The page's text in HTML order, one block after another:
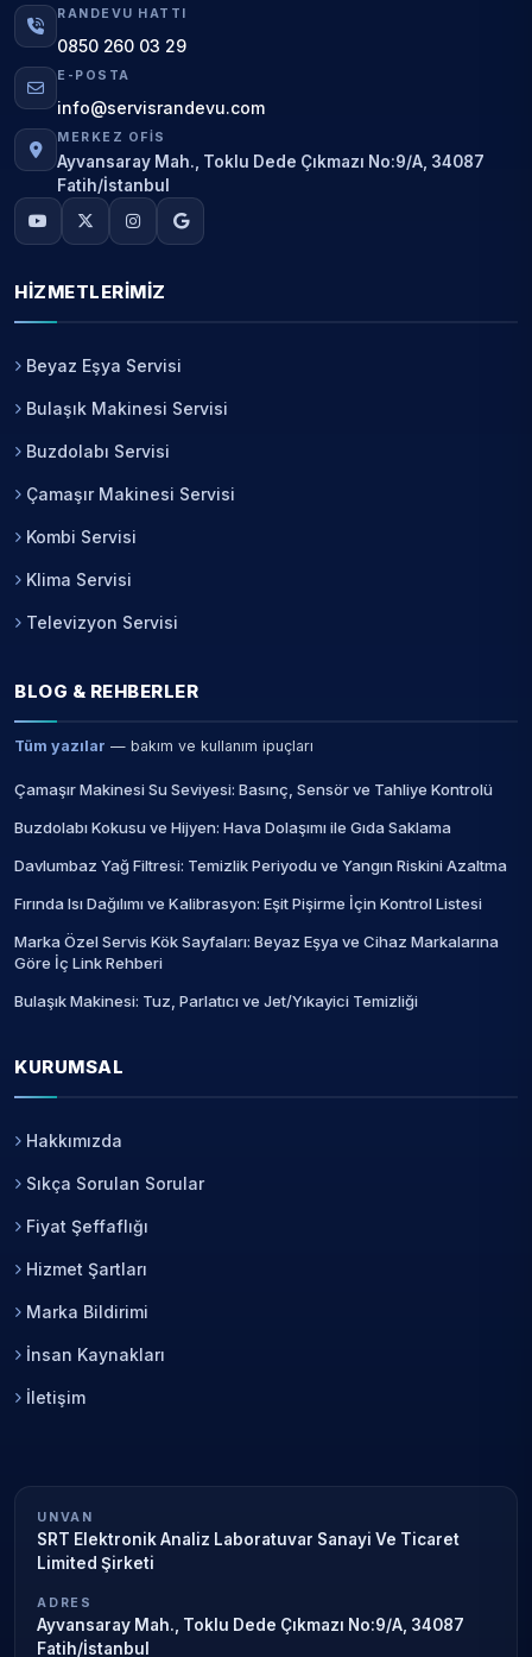
RANDEVU HATTI
0850 260 03 29
E-POSTA
info@servisrandevu.com
MERKEZ OFIS
Ayvansaray Mah., Toklu Dede Çıkmazı No:9/A, 34087
Fatih/İstanbul
HIZMETLERIMIZ
Beyaz Eşya Servisi
Bulaşık Makinesi Servisi
Buzdolabı Servisi
Çamaşır Makinesi Servisi
Kombi Servisi
Klima Servisi
Televizyon Servisi
BLOG & REHBERLER
Tüm yazılar — bakım ve kullanım ipuçları
Çamaşır Makinesi Su Seviyesi: Basınç, Sensör ve Tahliye Kontrolü
Buzdolabı Kokusu ve Hijyen: Hava Dolaşımı ile Gıda Saklama
Davlumbaz Yağ Filtresi: Temizlik Periyodu ve Yangın Riskini Azaltma
Fırında Isı Dağılımı ve Kalibrasyon: Eşit Pişirme İçin Kontrol Listesi
Marka Özel Servis Kök Sayfaları: Beyaz Eşya ve Cihaz Markalarına
Göre İç Link Rehberi
Bulaşık Makinesi: Tuz, Parlatıcı ve Jet/Yıkayici Temizliği
KURUMSAL
Hakkımızda
Sıkça Sorulan Sorular
Fiyat Şeffaflığı
Hizmet Şartları
Marka Bildirimi
İnsan Kaynakları
İletişim
UNVAN
SRT Elektronik Analiz Laboratuvar Sanayi Ve Ticaret
Limited Şirketi
ADRES
Ayvansaray Mah., Toklu Dede Çıkmazı No:9/A, 34087
Fatih/İstanbul